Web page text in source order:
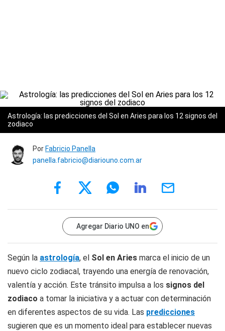
Astrología: las predicciones del Sol en Aries para los 12 signos del
zodiaco
Por Fabricio Panella
panella.fabricio@diariouno.com.ar
Agregar Diario UNO en
Según la astrología, el Sol en Aries marca el inicio de un
nuevo ciclo zodiacal, trayendo una energía de renovación,
valentía y acción. Este tránsito impulsa a los signos del
zodiaco a tomar la iniciativa y a actuar con determinación
en diferentes aspectos de su vida. Las predicciones
sugieren que es un momento ideal para establecer nuevas